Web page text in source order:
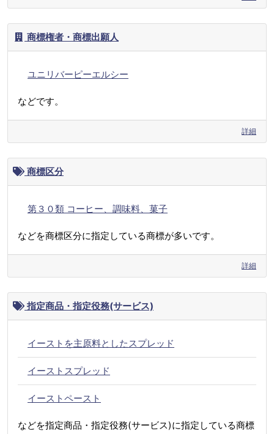
商標権者・商標出願人
ユニリバーピーエルシー
などです。
詳細
商標区分
第３０類 コーヒー、調味料、菓子
などを商標区分に指定している商標が多いです。
詳細
指定商品・指定役務(サービス)
イーストを主原料としたスプレッド
イーストスプレッド
イーストペースト
などを指定商品・指定役務(サービス)に指定している商標